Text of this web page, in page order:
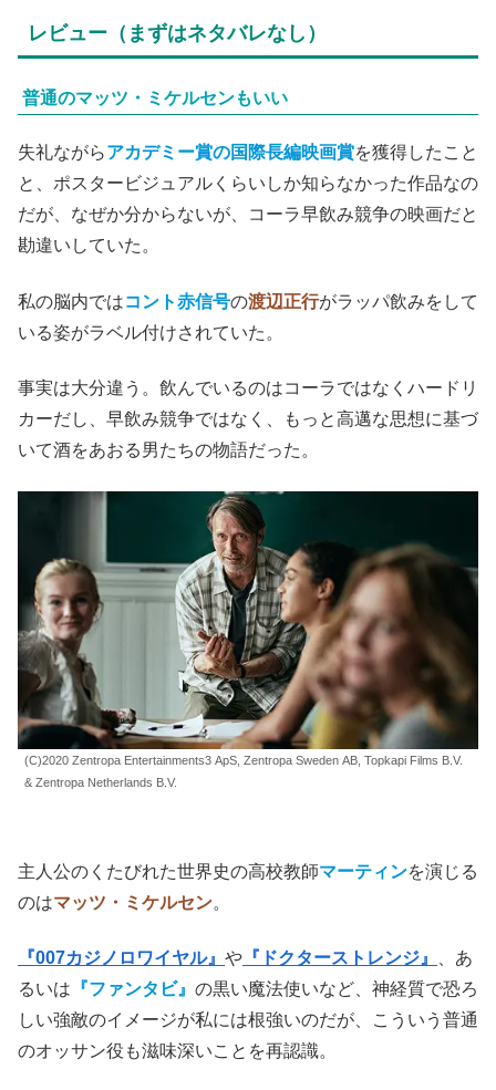
レビュー（まずはネタバレなし）
普通のマッツ・ミケルセンもいい
失礼ながらアカデミー賞の国際長編映画賞を獲得したこと
と、ポスタービジュアルくらいしか知らなかった作品なの
だが、なぜか分からないが、コーラ早飲み競争の映画だと
勘違いしていた。
私の脳内ではコント赤信号の渡辺正行がラッパ飲みをして
いる姿がラベル付けされていた。
事実は大分違う。飲んでいるのはコーラではなくハードリ
カーだし、早飲み競争ではなく、もっと高邁な思想に基づ
いて酒をあおる男たちの物語だった。
(C)2020 Zentropa Entertainments3 ApS, Zentropa Sweden AB, Topkapi Films B.V.
& Zentropa Netherlands B.V.
主人公のくたびれた世界史の高校教師マーティンを演じる
のはマッツ・ミケルセン。
『007カジノロワイヤル』 や 『ドクターストレンジ』
、あ
るいは 『ファンタビ』 の黒い魔法使いなど、神経質で恐ろ
しい強敵のイメージが私には根強いのだが、こういう普通
のオッサン役も滋味深いことを再認識。